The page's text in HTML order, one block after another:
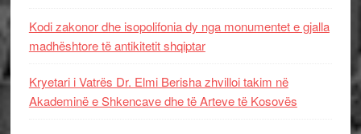
Kodi zakonor dhe isopolifonia dy nga monumentet e gjalla
madhështore të antikitetit shqiptar
Kryetari i Vatrës Dr. Elmi Berisha zhvilloi takim në
Akademinë e Shkencave dhe të Arteve të Kosovës